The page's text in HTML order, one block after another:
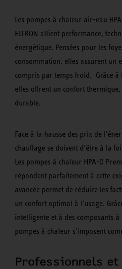
Les pompes à chaleur air-eau
ELTRON allient performance,
énergétique. Pensées pour les
consommation, elles assurent un
compris par temps froid. Grâce à
elles offrent un confort
durable.
Face à la hausse des prix de
chauffage se doivent d’être à la
Les pompes à chaleur HPA-O
répondent parfaitement à cette
avancée permet de réduire les
un confort optimal à l’usage.
intelligente et à des composants à
pompes à chaleur s’imposent
Professionnels